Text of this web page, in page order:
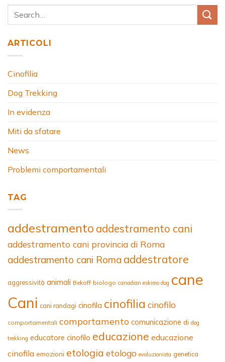
ARTICOLI
Cinofilia
Dog Trekking
In evidenza
Miti da sfatare
News
Problemi comportamentali
TAG
addestramento addestramento cani
addestramento cani provincia di Roma
addestramento cani Roma addestratore
aggressività animali Bekoff biologo canadian eskimo dog cane
Cani cani randagi cinofila cinofilia cinofilo
comportamentali comportamento comunicazione di dog
trekking educatore cinofilo educazione educazione
cinofila emozioni etologia etologo evoluzionista genetica